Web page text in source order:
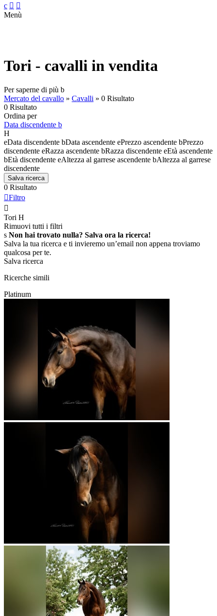
c  
Menù
Tori - cavalli in vendita
Per saperne di più b
Mercato del cavallo » Cavalli » 0 Risultato
0 Risultato
Ordina per
Data discendente b
H
eData discendente bData ascendente ePrezzo ascendente bPrezzo
discendente eRazza ascendente bRazza discendente eEtà ascendente
bEtà discendente eAltezza al garrese ascendente bAltezza al garrese
discendente
Salva ricerca
0 Risultato
Filtro

Tori H
Rimuovi tutti i filtri
s Non hai trovato nulla? Salva ora la ricerca!
Salva la tua ricerca e ti invieremo un’email non appena troviamo
qualcosa per te.
Salva ricerca
Ricerche simili
Platinum